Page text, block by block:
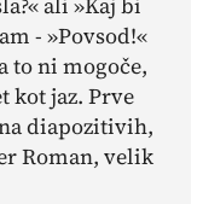
- »Povsod!«
to ni mogoče,
kot jaz. Prve
diapozitivih,
Roman, velik